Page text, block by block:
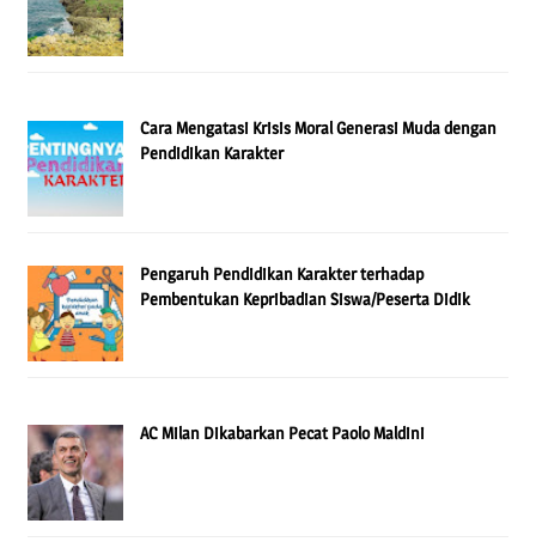
Cara Mengatasi Krisis Moral Generasi Muda dengan
Pendidikan Karakter
Pengaruh Pendidikan Karakter terhadap
Pembentukan Kepribadian Siswa/Peserta Didik
AC Milan Dikabarkan Pecat Paolo Maldini